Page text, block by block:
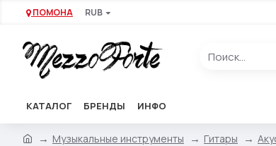
ПОМОНА RUB
КАТАЛОГ БРЕНДЫ ИНФО
Музыкальные инструменты Гитары